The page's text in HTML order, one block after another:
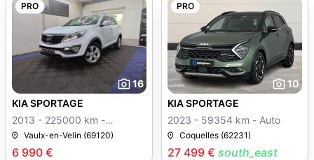
PRO
16
6 990 €
KIA SPORTAGE
2013 - 225000 km -
Manuelle
Vaulx-en-Velin (69120)
PRO
10
27 499 € south_east
KIA SPORTAGE
2023 - 59354 km - Auto
Coquelles (62231)